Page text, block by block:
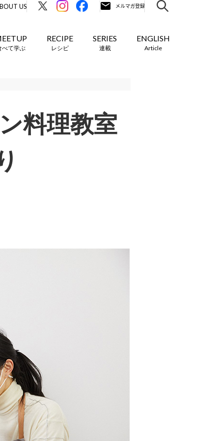
US
べて学ぶ
RECIPE
レシピ
SERIES
連載
ENGLISH
Article
料理教室